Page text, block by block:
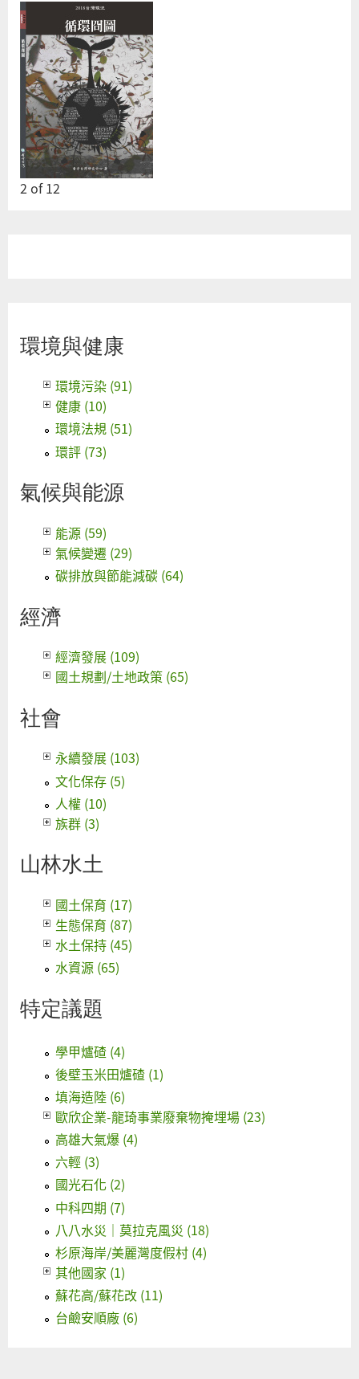
2 of12
環境與健康
環境污染 (91)
健康 (10)
環境法規 (51)
環評 (73)
氣候與能源
能源 (59)
氣候變遷 (29)
碳排放與節能減碳 (64)
經濟
經濟發展 (109)
國土規劃/土地政策 (65)
社會
永續發展 (103)
文化保存 (5)
人權 (10)
族群 (3)
山林水土
國土保育 (17)
生態保育 (87)
水土保持 (45)
水資源 (65)
特定議題
學甲爐碴 (4)
後壁玉米田爐碴 (1)
填海造陸 (6)
歐欣企業-龍琦事業廢棄物掩埋場 (23)
高雄大氣爆 (4)
六輕 (3)
國光石化 (2)
中科四期 (7)
八八水災｜莫拉克風災 (18)
杉原海岸/美麗灣度假村 (4)
其他國家 (1)
蘇花高/蘇花改 (11)
台鹼安順廠 (6)